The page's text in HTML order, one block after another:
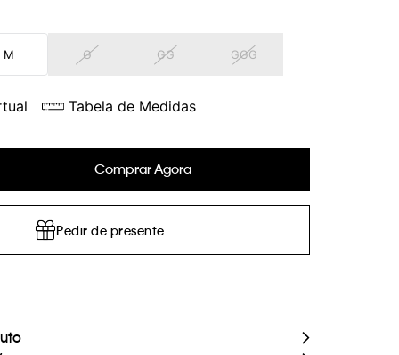
M G GG GGG
Tabela de Medidas
Comprar Agora
Pedir de presente